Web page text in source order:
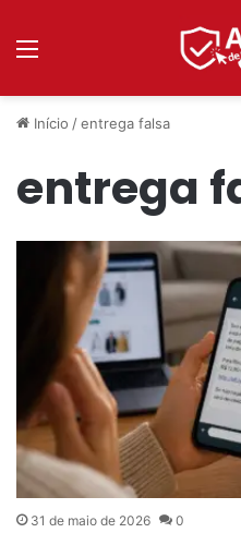
Início /entrega falsa
entrega
31 de maio de 2026 0